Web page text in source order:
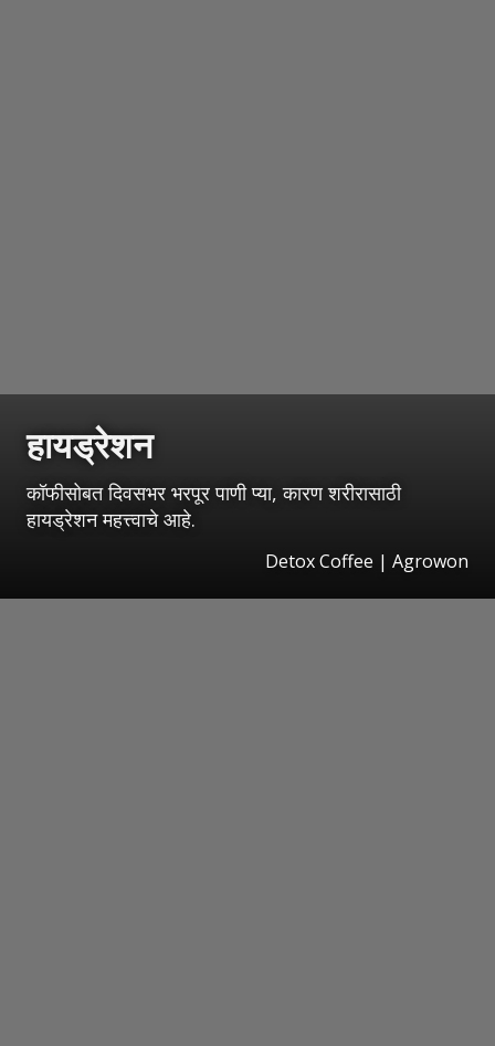
हायड्रेशन
कॉफीसोबत दिवसभर भरपूर पाणी प्या, कारण शरीरासाठी
हायड्रेशन महत्त्वाचे आहे.
Detox Coffee | Agrowon